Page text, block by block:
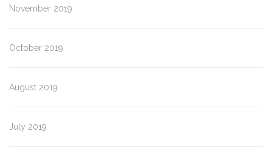
November 2019
October 2019
August 2019
July 2019